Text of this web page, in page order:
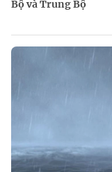
Bộ và Trung Bộ